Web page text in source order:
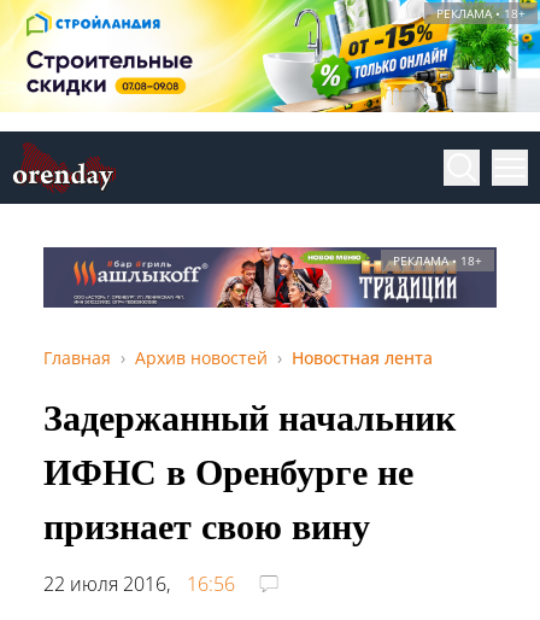
РЕКЛАМА • 18+
РЕКЛАМА • 18+
Главная Архив новостей Новостная лента
Задержанный начальник
ИФНС в Оренбурге не
признает свою вину
22 июля 2016,
16:56